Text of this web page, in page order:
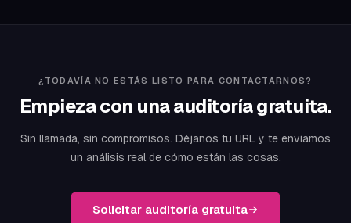
¿TODAVÍA NO ESTÁS LISTO PARA CONTACTARNOS?
Empieza con una auditoría gratuita.
Sin llamada, sin compromisos. Déjanos tu URL y te enviamos
un análisis real de cómo están las cosas.
Solicitar auditoría gratuita